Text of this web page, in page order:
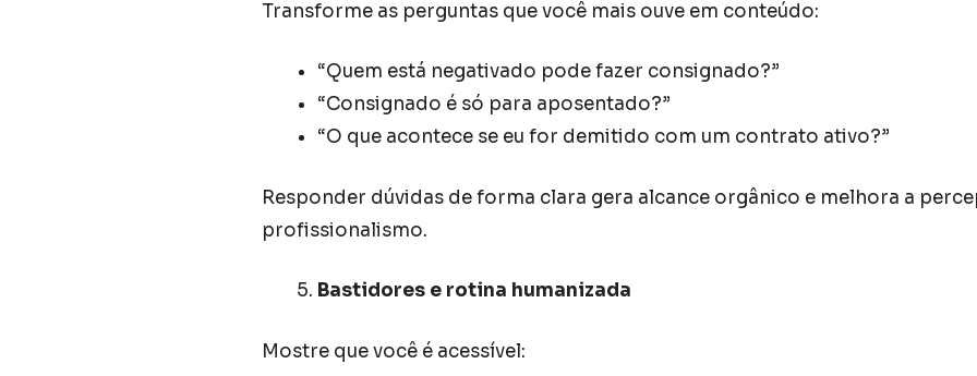
Transforme as perguntas que você mais ouve em conteúdo:
“Quem está negativado pode fazer consignado?”
“Consignado é só para aposentado?”
“O que acontece se eu for demitido com um contrato ativo?”
Responder dúvidas de forma clara gera alcance orgânico e melhora a
profissionalismo.
Bastidores e rotina humanizada
Mostre que você é acessível: